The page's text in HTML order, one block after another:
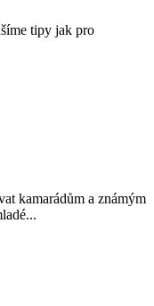
tipy jak pro
kamarádům a známým